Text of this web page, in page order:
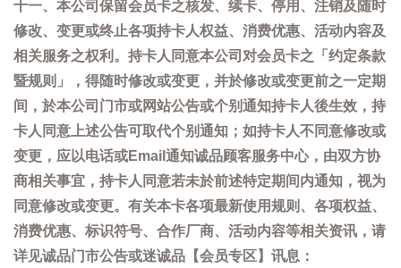
十一、本公司保留会员卡之核发、续卡、停用、注销及随时
修改、变更或终止各项持卡人权益、消费优惠、活动内容及
相关服务之权利。持卡人同意本公司对会员卡之「约定条款
暨规则」，得随时修改或变更，并於修改或变更前之一定期
间，於本公司门市或网站公告或个别通知持卡人後生效，持
卡人同意上述公告可取代个别通知；如持卡人不同意修改或
变更，应以电话或Email通知诚品顾客服务中心，由双方协
商相关事宜，持卡人同意若未於前述特定期间内通知，视为
同意修改或变更。有关本卡各项最新使用规则、各项权益、
消费优惠、标识符号、合作厂商、活动内容等相关资讯，请
详见诚品门市公告或迷诚品【会员专区】讯息：